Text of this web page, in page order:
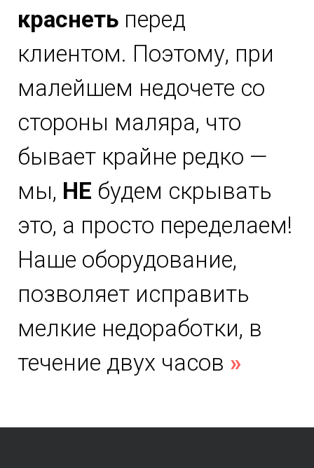
краснеть перед
клиентом. Поэтому, при
малейшем недочете со
стороны маляра, что
бывает крайне редко —
мы, НЕ будем скрывать
это, а просто переделаем!
Наше оборудование,
позволяет исправить
мелкие недоработки, в
течение двух часов »